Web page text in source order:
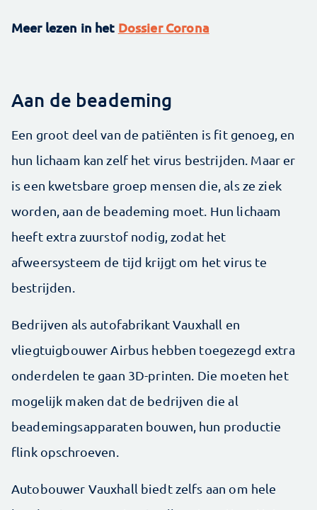
Meer lezen in het Dossier Corona
Aan de beademing
Een groot deel van de patiënten is fit genoeg, en
hun lichaam kan zelf het virus bestrijden. Maar er
is een kwetsbare groep mensen die, als ze ziek
worden, aan de beademing moet. Hun lichaam
heeft extra zuurstof nodig, zodat het
afweersysteem de tijd krijgt om het virus te
bestrijden.
Bedrijven als autofabrikant Vauxhall en
vliegtuigbouwer Airbus hebben toegezegd extra
onderdelen te gaan 3D-printen. Die moeten het
mogelijk maken dat de bedrijven die al
beademingsapparaten bouwen, hun productie
flink opschroeven.
Autobouwer Vauxhall biedt zelfs aan om hele